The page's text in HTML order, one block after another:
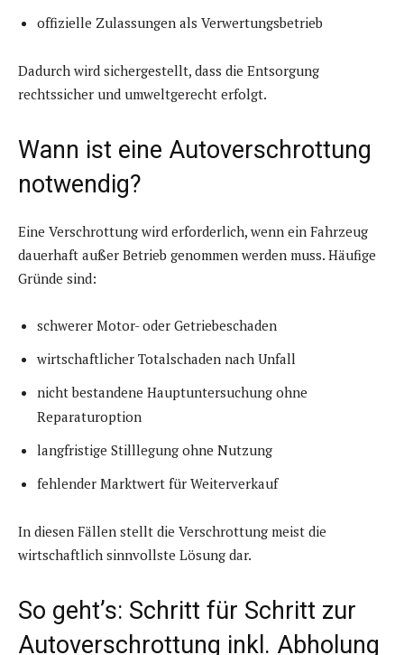
offizielle Zulassungen als Verwertungsbetrieb
Dadurch wird sichergestellt, dass die Entsorgung
rechtssicher und umweltgerecht erfolgt.
Wann ist eine Autoverschrottung
notwendig?
Eine Verschrottung wird erforderlich, wenn ein Fahrzeug
dauerhaft außer Betrieb genommen werden muss. Häufige
Gründe sind:
schwerer Motor- oder Getriebeschaden
wirtschaftlicher Totalschaden nach Unfall
nicht bestandene Hauptuntersuchung ohne
Reparaturoption
langfristige Stilllegung ohne Nutzung
fehlender Marktwert für Weiterverkauf
In diesen Fällen stellt die Verschrottung meist die
wirtschaftlich sinnvollste Lösung dar.
So geht’s: Schritt für Schritt zur
Autoverschrottung inkl. Abholung